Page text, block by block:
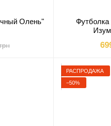
Олень"
Футболка
РАСПРОДАЖА
−50%